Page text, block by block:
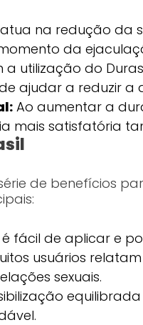
na redução da
da
a utilização do
ajudar a reduzir
Ao aumentar a
mais satisfatória
de benefícios
fácil de aplicar e
usuários
sexuais.